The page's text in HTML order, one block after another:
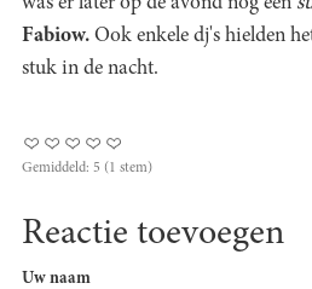
Fabiow. Ook enkele dj's hielden
stuk in de nacht.
Gemiddeld: 5 (1 stem)
Reactie toevoegen
Uw naam